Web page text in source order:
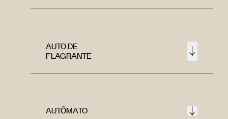
AUTO DE
FLAGRANTE
AUTÔMATO